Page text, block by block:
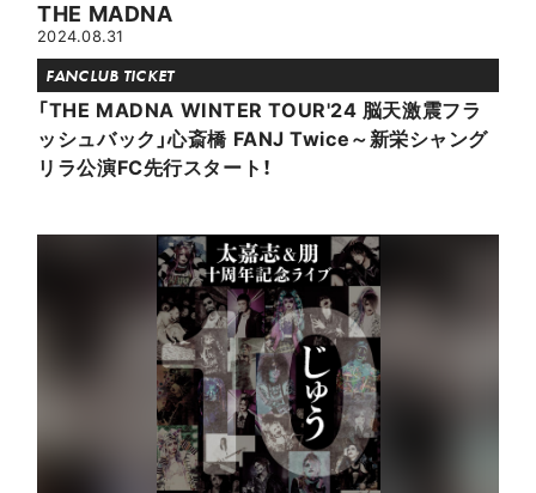
THE MADNA
2024.08.31
FANCLUB TICKET
「THE MADNA WINTER TOUR'24 脳天激震フラ
ッシュバック」心斎橋 FANJ Twice～新栄シャング
リラ公演FC先行スタート！